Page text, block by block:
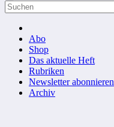
Abo
Shop
Das aktuelle Heft
Rubriken
Newsletter abonnieren
Archiv